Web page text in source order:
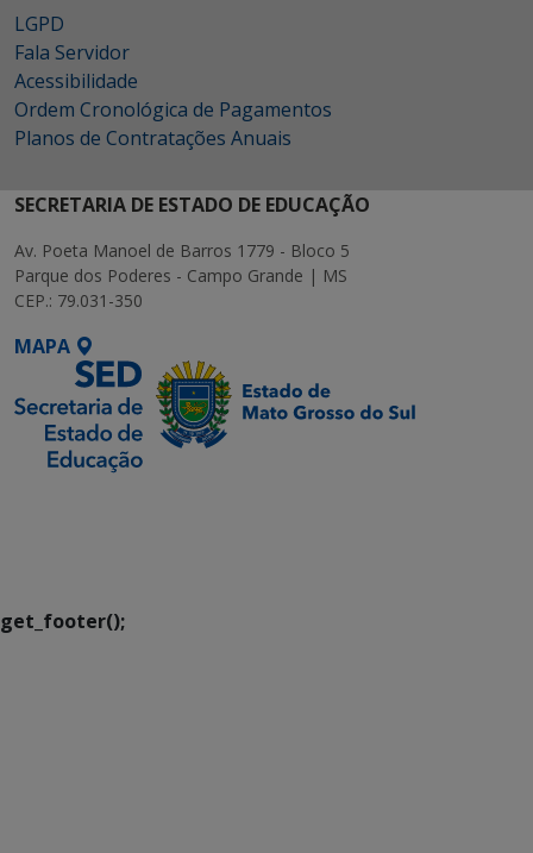
LGPD
Fala Servidor
Acessibilidade
Ordem Cronológica de Pagamentos
Planos de Contratações Anuais
SECRETARIA DE ESTADO DE EDUCAÇÃO
Av. Poeta Manoel de Barros 1779 - Bloco 5
Parque dos Poderes - Campo Grande | MS
CEP.: 79.031-350
MAPA
get_footer();